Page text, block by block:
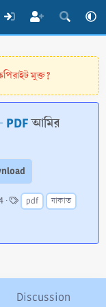
মুক্ত?
PDFআমির
T
a
pdf
যাকাত
Discussion